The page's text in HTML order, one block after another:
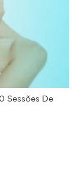
Sessões De